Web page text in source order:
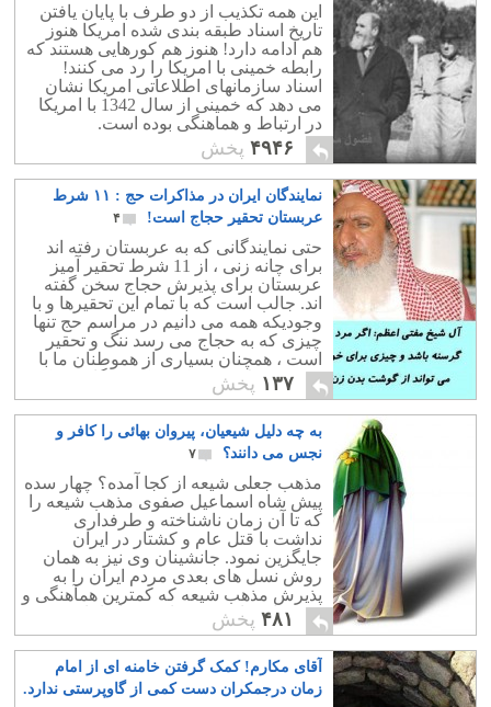
این همه تکذیب از دو طرف با پایان یافتن
تاریخ اسناد طبقه بندی شده امریکا هنوز
هم ادامه دارد! هنوز هم کورهایی هستند که
رابطه خمینی با امریکا را رد می کنند!
اسناد سازمانهای اطلاعاتی امریکا نشان
می دهد که خمینی از سال 1342 با امریکا
در ارتباط و هماهنگی بوده است.
۴۹۴۶ پخش
نمایندگان ایران در مذاکرات حج : ۱۱ شرط
عربستان تحقیر حجاج است!
۴
حتی نمایندگانی که به عربستان رفته اند
برای چانه زنی ، از 11 شرط تحقیر آمیز
عربستان برای پذیرش حجاج سخن گفته
اند. جالب است که با تمام این تحقیرها و با
وجودیکه همه می دانیم در مراسم حج تنها
چیزی که به حجاج می رسد ننگ و تحقیر
است ، همچنان بسیاری از هموطنان ما با
عشق و علاقه به مکعب کعبه نگاه می کنند
و می گویند :قربان خاکش برم! خدا قسمت
کند به مکه برویم...! جای بسی
شرمساریست.
۱۳۷ پخش
به چه دلیل شیعیان، پیروان بهائی را کافر و
نجس می دانند؟
۷
مذهب جعلی شیعه از کجا آمده؟ چهار سده
پیش شاه اسماعیل صفوی مذهب شیعه را
که تا آن زمان ناشناخته و طرفداری
نداشت با قتل عام و کشتار در ایران
جایگزین نمود. جانشینان وی نیز به همان
روش نسل های بعدی مردم ایران را به
پذیرش مذهب شیعه که کمترین همآهنگی و
هم خوانی با روحیه و اندیشه ایرانیان
نداشت، واداشتند.
۴۸۱ پخش
آقای مکارم! کمک گرفتن خامنه ای از امام
زمان درجمکران دست کمی از گاوپرستی ندارد.